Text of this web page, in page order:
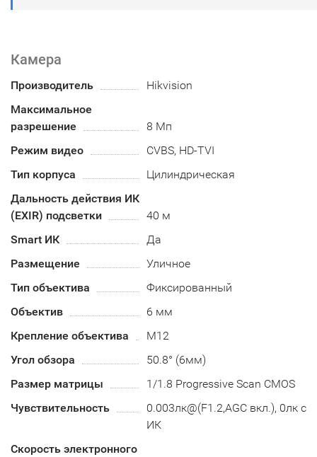
Камера
Производитель
Hikvision
Максимальное
разрешение
8 Мп
Режим видео
CVBS, HD-TVI
Тип корпуса
Цилиндрическая
Дальность действия ИК
(EXIR) подсветки
40 м
Smart ИК
Да
Размещение
Уличное
Тип объектива
Фиксированный
Объектив
6 мм
Крепление объектива
М12
Угол обзора
50.8° (6мм)
Размер матрицы
1/1.8 Progressive Scan CMOS
Чувствительность
0.003лк@(F1.2,AGC вкл.), 0лк с
ИК
Скорость электронного